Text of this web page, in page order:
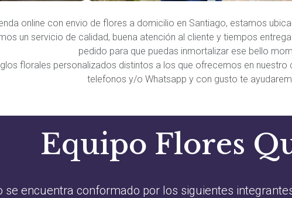
online con envio de flores a domicilio en Santiago, estamos
un servicio de calidad, buena atención al cliente y tiempos
pedido para que puedas inmortalizar ese bello
florales personalizados distintos a los que ofrecemos en
telefonos y/o Whatsapp y con gusto te
Equipo Flores
se encuentra conformado por los siguientes